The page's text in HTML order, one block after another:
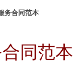
务合同范本
同范本